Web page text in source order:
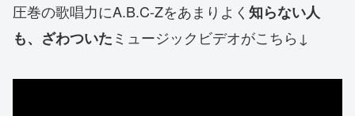
圧巻の歌唱力にA.B.C-Zをあまりよく 知らない人
も、ざわついたミュージックビデオがこちら↓